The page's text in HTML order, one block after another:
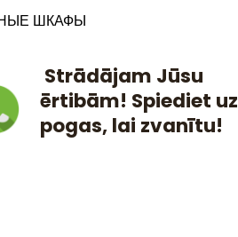
ШКАФЫ
Strādājam Jūsu
ērtibām! Spiediet uz
pogas, lai zvanītu!